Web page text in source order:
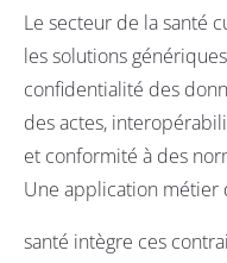
Le secteur de la santé
les solutions
confidentialité des
des actes,
et conformité à des
Une application métier
santé intègre ces